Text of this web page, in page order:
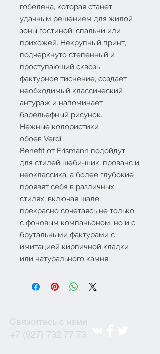
гобелена, которая станет
удачным решением для жилой
зоны гостиной, спальни или
прихожей. Некрупный принт,
подчёркнуто степенный и
проступающий сквозь
фактурное тиснение, создает
необходимый классический
антураж и напоминает
барельефный рисунок.
Нежные колористики
обоев Verdi
Benefit от Erismann подойдут
для стилей шеби-шик, прованс и
неоклассика, а более глубокие
проявят себя в различных
стилях, включая шале,
прекрасно сочетаясь не только
с фоновым компаньоном, но и с
брутальными фактурами с
имитацией кирпичной кладки
или натурального камня.
Свяжитесь с нами
+7 (927) 732 77 73